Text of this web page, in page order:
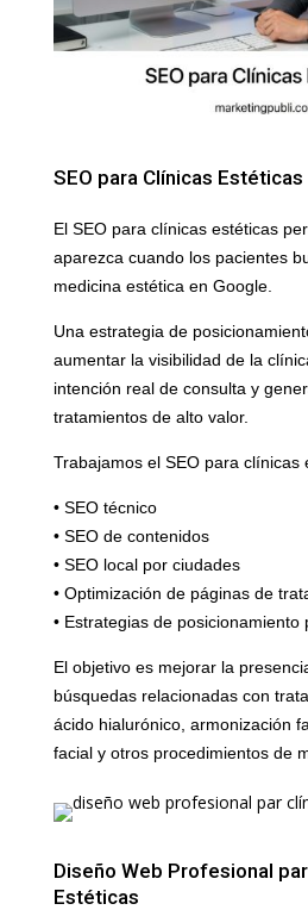
SEO para Clínicas Estéticas
El SEO para clínicas estéticas
aparezca cuando los pacientes
medicina estética en Google.
Una estrategia de
aumentar la visibilidad de la
intención real de consulta y
tratamientos de alto valor.
Trabajamos el SEO para clínicas
• SEO técnico
• SEO de contenidos
• SEO local por ciudades
• Optimización de páginas de
• Estrategias de posicionamiento
El objetivo es mejorar la
búsquedas relacionadas con
ácido hialurónico, armonización
facial y otros procedimientos de
Diseño Web Profesional
Estéticas